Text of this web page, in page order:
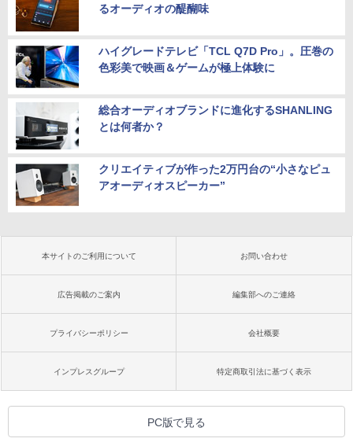
るオーディオの醍醐味
ハイグレードテレビ「TCL Q7D Pro」。圧巻の
色彩美で映画＆ゲームが極上体験に
総合オーディオブランドに進化するSHANLING
とは何者か？
クリエイティブが作った2万円台の“小さなピュ
アオーディオスピーカー”
本サイトのご利用について お問い合わせ
広告掲載のご案内 編集部へのご連絡
プライバシーポリシー 会社概要
インプレスグループ 特定商取引法に基づく表示
PC版で見る